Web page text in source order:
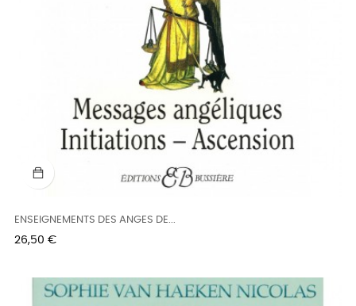
ENSEIGNEMENTS DES ANGES DE...
Prix
26,50 €